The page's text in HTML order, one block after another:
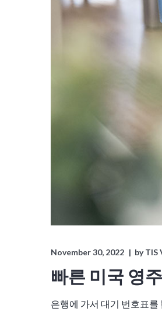
November 30, 2022 byTIS
빠른 미국 영
은행에 가서 대기 번호표